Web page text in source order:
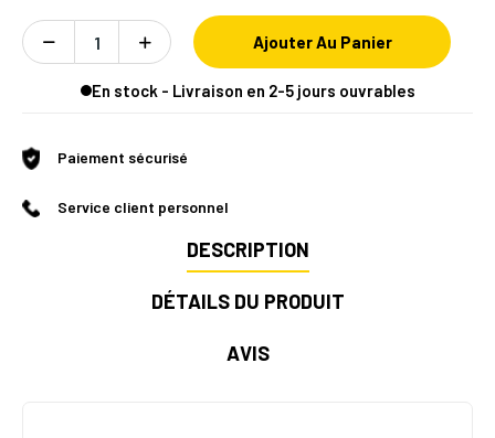
Ajouter Au Panier
En stock - Livraison en 2-5 jours ouvrables
Paiement sécurisé
Service client personnel
DESCRIPTION
DÉTAILS DU PRODUIT
AVIS